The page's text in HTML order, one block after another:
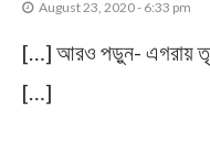
August 23, 2020 - 6:33 pm
[…] আরও পড়ুন- এগরায়
[…]